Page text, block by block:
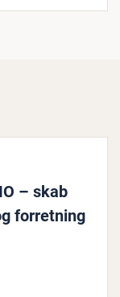
– skab
for­ret­ning